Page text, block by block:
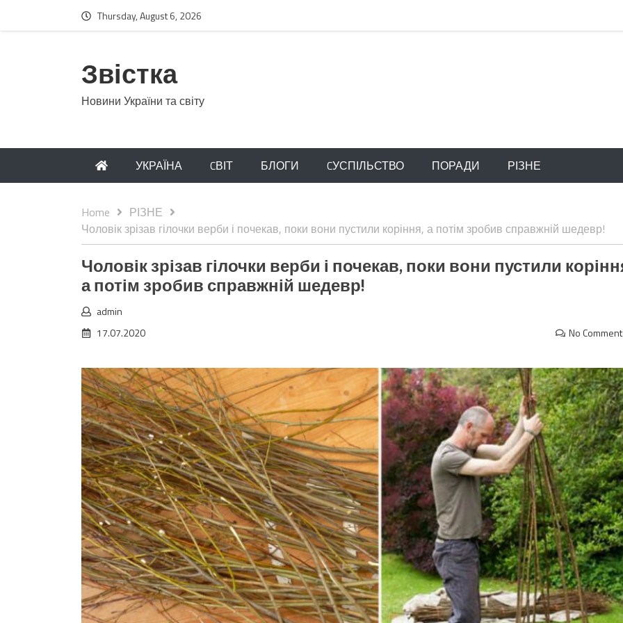
Thursday, August 6, 2026
Звістка
Новини України та світу
УКРАЇНА CВІТ БЛОГИ CУСПІЛЬСТВО ПОРАДИ РІЗНЕ
Home
РІЗНЕ
Чоловік зрізав гілочки верби і почекав, поки вони пустили коріння, а потім зробив справжній шедевр!
Чоловік зрізав гілочки верби і почекав, поки вони пустили
а потім зробив справжній шедевр!
admin
17.07.2020
No